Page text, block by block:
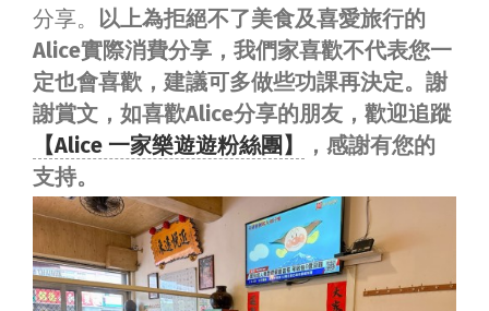
分享。 以上為拒絕不了美食及喜愛旅行的
Alice實際消費分享，我們家喜歡不代表您一
定也會喜歡，建議可多做些功課再決定。謝
謝賞文，如喜歡Alice分享的朋友，歡迎追蹤
【Alice 一家樂遊遊粉絲團】
，感謝有您的
支持。